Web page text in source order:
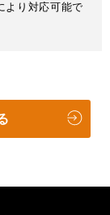
より対応可能で